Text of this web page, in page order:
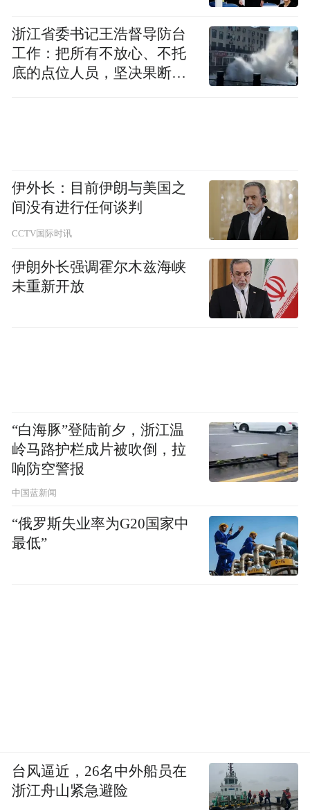
筑等场景，为城市基础设施绿色低碳转型提
供了可借鉴的实践样本。
浙江省委书记王浩督导防台
工作：把所有不放心、不托
底的点位人员，坚决果断转
伊外长：目前伊朗与美国之
间没有进行任何谈判
CCTV国际时讯
伊朗外长强调霍尔木兹海峡
未重新开放
“白海豚”登陆前夕，浙江温
岭马路护栏成片被吹倒，拉
响防空警报
中国蓝新闻
“俄罗斯失业率为G20国家中
最低”
台风逼近，26名中外船员在
浙江舟山紧急避险